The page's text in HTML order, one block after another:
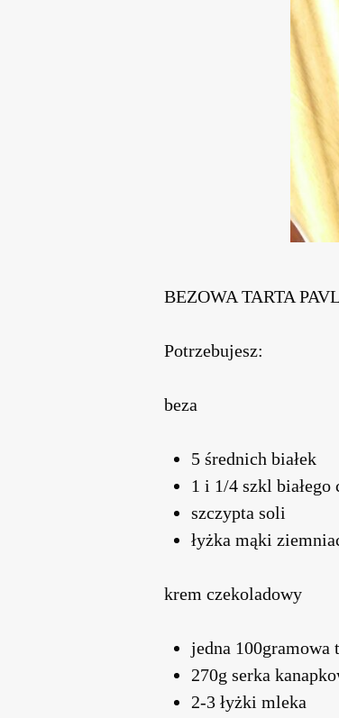
BEZOWA TARTA
Potrzebujesz:
beza
5 średnich białek
1 i 1/4 szkl białego
szczypta soli
łyżka mąki
krem czekoladowy
jedna
270g serka
2-3 łyżki mleka